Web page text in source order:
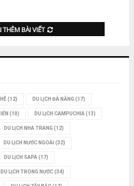
THÊM BÀI VIẾT
(12) DU LỊCH ĐÀ NẴNG (17)
(10) DU LỊCH CAMPUCHIA(13)
DU LỊCH NHA TRANG (12)
DU LỊCH NƯỚC NGOÀI (32)
DU LỊCH SAPA(17)
DU LỊCH TRONG NƯỚC(34)